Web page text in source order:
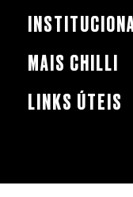
MAIS CHILLI
LINKS ÚTEIS